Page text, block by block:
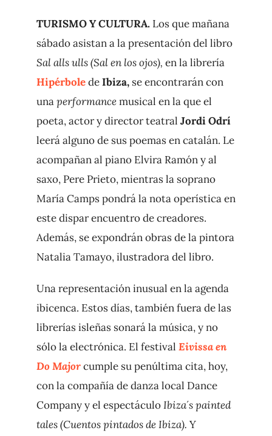
TURISMO Y CULTURA. Los que mañana
sábado asistan a la presentación del libro
Sal alls ulls (Sal en los ojos), en la librería
HipérboledeIbiza, se encontrarán con
unaperformancemusical en la que el
poeta, actor y director teatral Jordi Odrí
leerá alguno de sus poemas en catalán. Le
acompañan al piano Elvira Ramón y al
saxo, Pere Prieto, mientras la soprano
María Camps pondrá la nota operística en
este dispar encuentro de creadores.
Además, se expondrán obras de la pintora
Natalia Tamayo, ilustradora del libro.
Una representación inusual en la agenda
ibicenca. Estos días, también fuera de las
librerías isleñas sonará la música, y no
sólo la electrónica. El festival Eivissa en
Do Majorcumple su penúltima cita, hoy,
con la compañía de danza local Dance
Company y el espectáculoIbiza´s painted
tales (Cuentos pintados de Ibiza). Y